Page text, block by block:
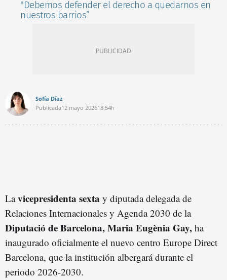
"Debemos defender el derecho a quedarnos en
nuestros barrios”
Sofía Díaz
Publicada12 mayo 202618:54h
Lavicepresidenta sexta y diputada delegada de
Relaciones Internacionales y Agenda 2030 de la
Diputació de Barcelona, Maria Eugènia Gay, ha
inaugurado oficialmente el nuevo centro Europe Direct
Barcelona, que la institución albergará durante el
periodo 2026-2030.